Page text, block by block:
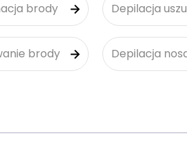
brody Depilacja uszu
brody Depilacja